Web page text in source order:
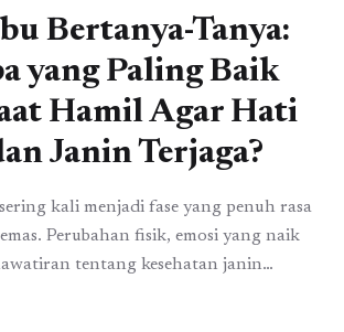
Bertanya-Tanya:
yang Paling Baik
Hamil Agar Hati
Janin Terjaga?
kali menjadi fase yang penuh rasa
Perubahan fisik, emosi yang naik
tentang kesehatan janin
sumber ketenangan dan kekuatan